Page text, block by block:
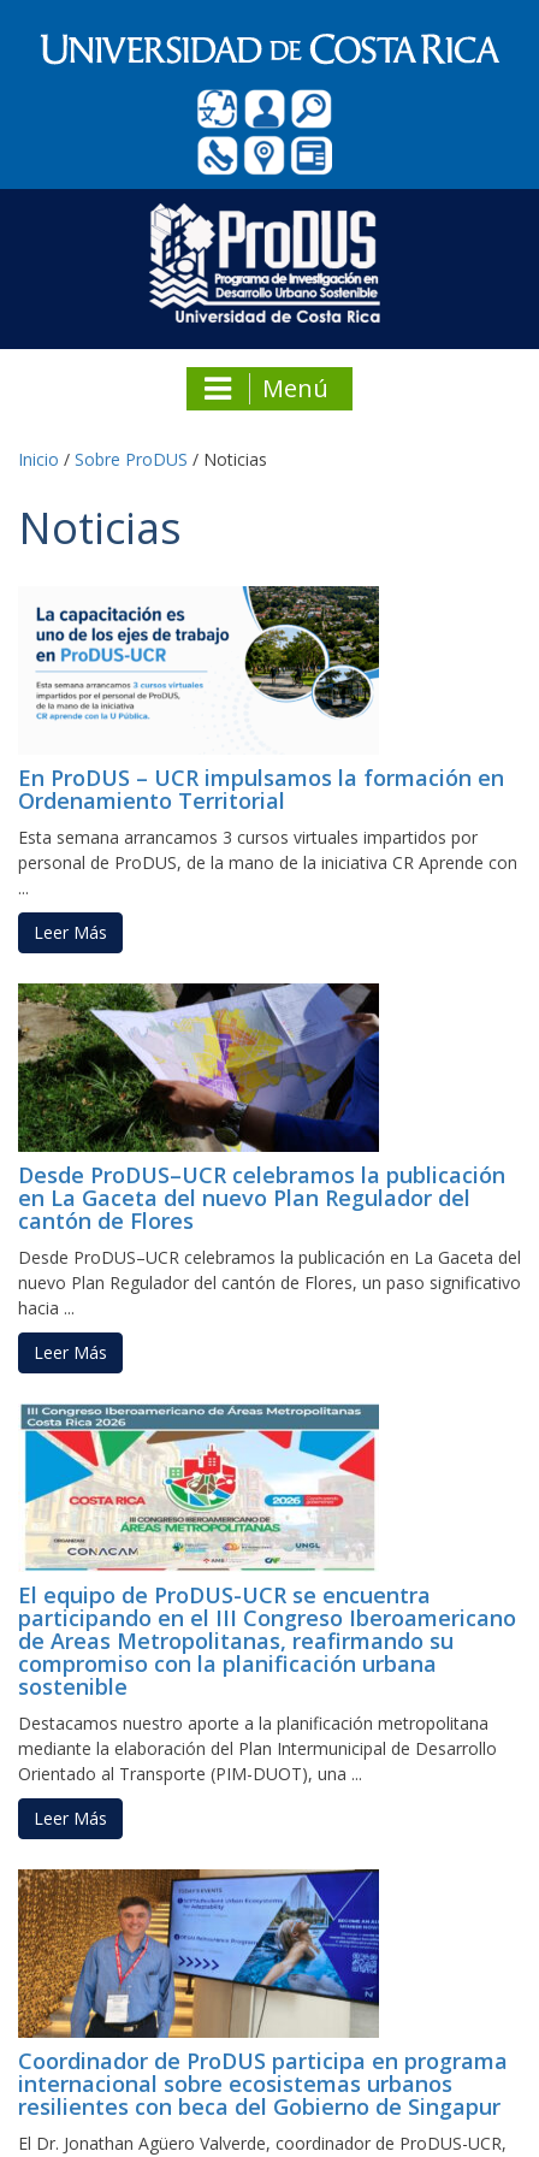
Menú
Inicio / Sobre ProDUS / Noticias
Noticias
En ProDUS – UCR impulsamos la formación en
Ordenamiento Territorial
Esta semana arrancamos 3 cursos virtuales impartidos por
personal de ProDUS, de la mano de la iniciativa CR Aprende con
...
Leer Más
Desde ProDUS–UCR celebramos la publicación
en La Gaceta del nuevo Plan Regulador del
cantón de Flores
Desde ProDUS–UCR celebramos la publicación en La Gaceta del
nuevo Plan Regulador del cantón de Flores, un paso significativo
hacia ...
Leer Más
El equipo de ProDUS-UCR se encuentra
participando en el III Congreso Iberoamericano
de Areas Metropolitanas, reafirmando su
compromiso con la planificación urbana
sostenible
Destacamos nuestro aporte a la planificación metropolitana
mediante la elaboración del Plan Intermunicipal de Desarrollo
Orientado al Transporte (PIM-DUOT), una ...
Leer Más
Coordinador de ProDUS participa en programa
internacional sobre ecosistemas urbanos
resilientes con beca del Gobierno de Singapur
El Dr. Jonathan Agüero Valverde, coordinador de ProDUS-UCR,